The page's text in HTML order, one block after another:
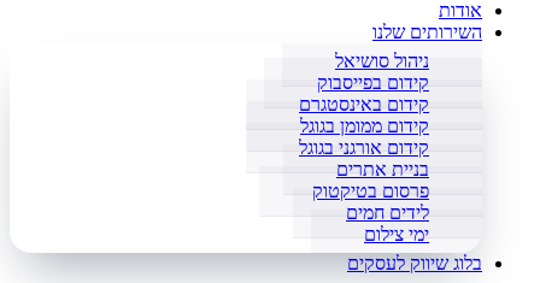
אודות
השירותים שלנו
ניהול סושיאל
קידום בפייסבוק
קידום באינסטגרם
קידום ממומן בגוגל
קידום אורגני בגוגל
בניית אתרים
פרסום בטיקטוק
לידים חמים
ימי צילום
בלוג שיווק לעסקים